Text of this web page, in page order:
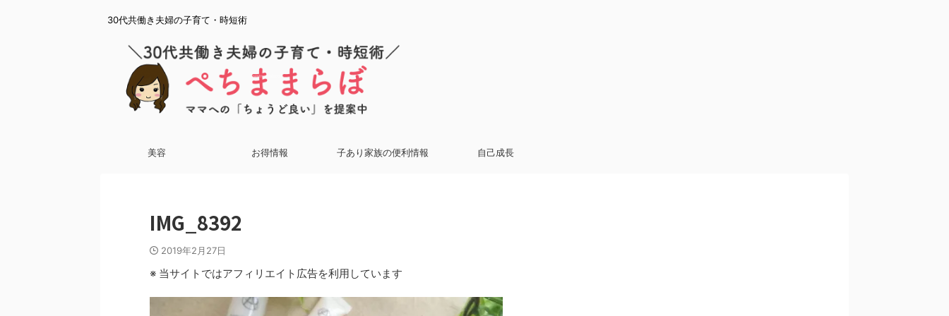
30代共働き夫婦の子育て・時短術
美容 お得情報 子あり家族の便利情報 自己成長
IMG_8392
2019年2月27日
※ 当サイトではアフィリエイト広告を利用しています